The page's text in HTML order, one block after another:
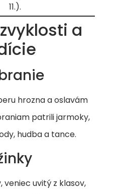
11.).
a
hrozna a oslavám
patrili jarmoky,
hudba a tance.
veniec uvitý z klasov,